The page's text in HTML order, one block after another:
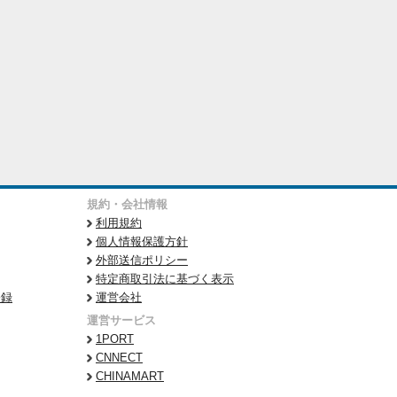
規約・会社情報
利用規約
個人情報保護方針
外部送信ポリシー
特定商取引法に基づく表示
運営会社
運営サービス
1PORT
CNNECT
CHINAMART